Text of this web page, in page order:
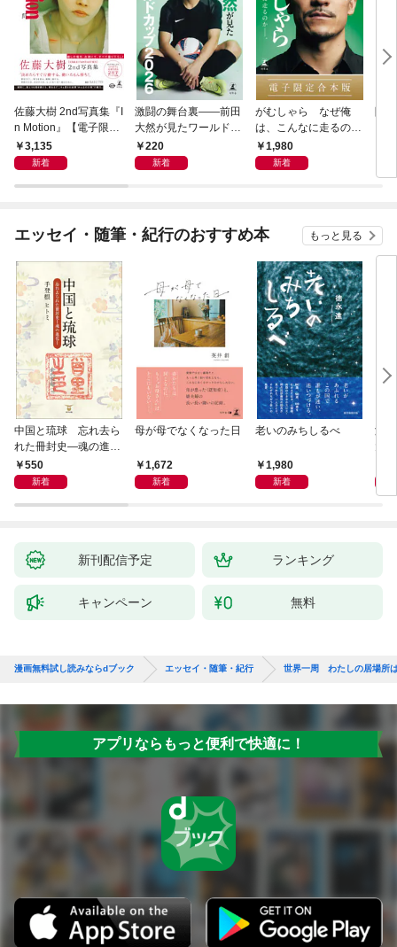
佐藤大樹 2nd写真集『I
n Motion』【電子限定
動画特典付き】
3,135
新着
激闘の舞台裏――前田
大然が見たワールドカ
ップ2026
220
新着
がむしゃら なぜ俺
は、こんなに走るのか
——。【電子限定合本
版】
1,980
新着
エッセイ・随筆・紀行のおすすめ本 もっと見る
中国と琉球 忘れ去ら
れた冊封史―魂の進化
―550
新着
母が母でなくなった日
1,672
新着
老いのみちしるべ
1,980
新着
激
新刊配信予定 ランキング
キャンペーン 無料
漫画無料試し読みならdブック エッセイ・随筆・紀行 世界一周 わたしの居場所
アプリならもっと便利で快適に！